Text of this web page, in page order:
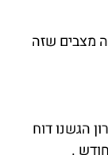
מצבים שזה
הגשנו דוח